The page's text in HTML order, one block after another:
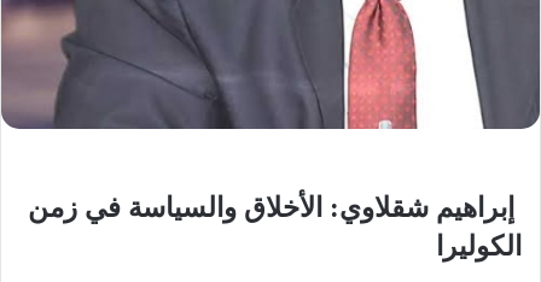
إبراهيم شقلاوي: الأخلاق والسياسة في زمن
الكوليرا